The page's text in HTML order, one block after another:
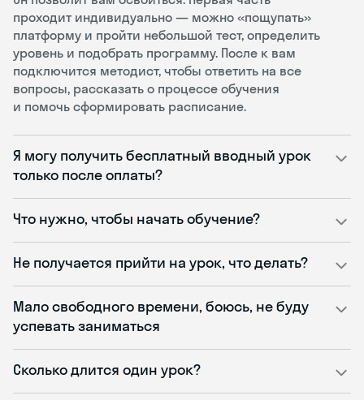
проходит индивидуально — можно «пощупать»
платформу и пройти небольшой тест, определить
уровень и подобрать программу. После к вам
подключится методист, чтобы ответить на все
вопросы, рассказать о процессе обучения
и помочь сформировать расписание.
Я могу получить бесплатный вводный урок
только после оплаты?
Что нужно, чтобы начать обучение?
Не получается прийти на урок, что делать?
Мало свободного времени, боюсь, не буду
успевать заниматься
Сколько длится один урок?